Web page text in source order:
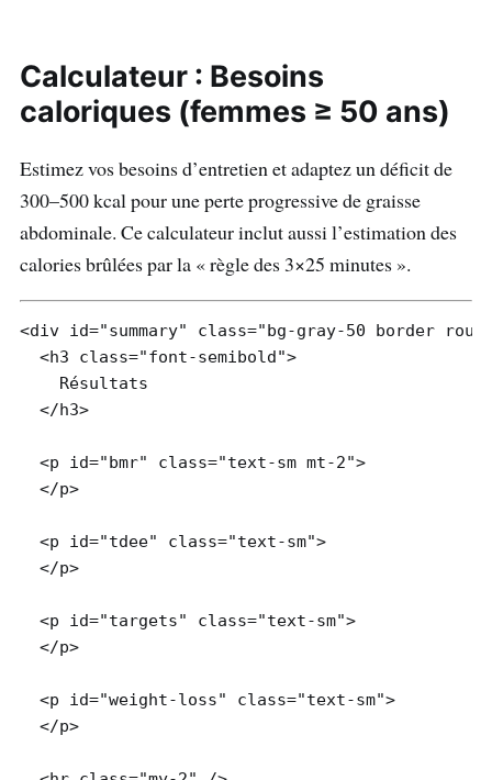
Calculateur : Besoins
caloriques (femmes ≥ 50 ans)
Estimez vos besoins d’entretien et adaptez un déficit de
300–500 kcal pour une perte progressive de graisse
abdominale. Ce calculateur inclut aussi l’estimation des
calories brûlées par la « règle des 3×25 minutes ».
<div id="summary" class="bg-gray-50 border
  <h3 class="font-semibold">
    Résultats
  </h3>
  <p id="bmr" class="text-sm mt-2">
  </p>
  <p id="tdee" class="text-sm">
  </p>
  <p id="targets" class="text-sm">
  </p>
  <p id="weight-loss" class="text-sm">
  </p>